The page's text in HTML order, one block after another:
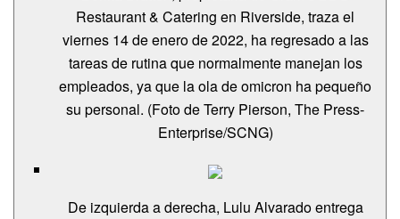
Restaurant & Catering en Riverside, traza el
viernes 14 de enero de 2022, ha regresado a las
tareas de rutina que normalmente manejan los
empleados, ya que la ola de omicron ha pequeño
su personal. (Foto de Terry Pierson, The Press-
Enterprise/SCNG)
De izquierda a derecha, Lulu Alvarado entrega